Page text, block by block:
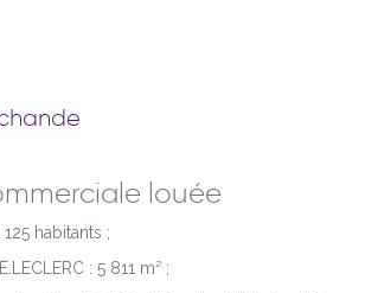
louée
habitants ;
: 5 811 m² ;